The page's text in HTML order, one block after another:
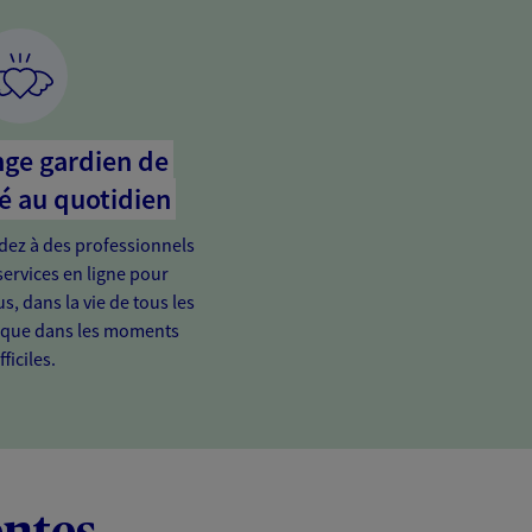
gardien de
au quotidien
à des professionnels
en ligne pour
dans la vie de tous les
dans les moments